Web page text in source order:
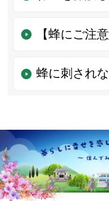
【蜂にご注
蜂に刺され